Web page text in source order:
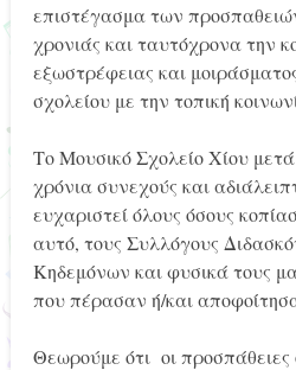
επιστέγασμα των
χρονιάς και ταυτόχρονα την
εξωστρέφειας και
σχολείου με την τοπική
Το Μουσικό Σχολείο Χίου
χρόνια συνεχούς και
ευχαριστεί όλους όσους
αυτό, τους Συλλόγους
Κηδεμόνων και φυσικά τους
που πέρασαν ή/και
Θεωρούμε ότι οι